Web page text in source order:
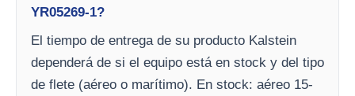
YR05269-1?
El tiempo de entrega de su producto Kalstein
dependerá de si el equipo está en stock y del tipo
de flete (aéreo o marítimo). En stock: aéreo 15-